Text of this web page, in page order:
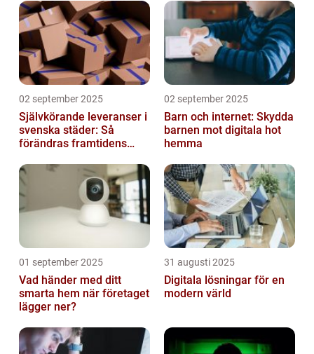
02 september 2025
Självkörande leveranser i
svenska städer: Så
förändras framtidens
02 september 2025
Barn och internet: Skydda
barnen mot digitala hot
hemma
01 september 2025
Vad händer med ditt
smarta hem när företaget
lägger ner?
31 augusti 2025
Digitala lösningar för en
modern värld